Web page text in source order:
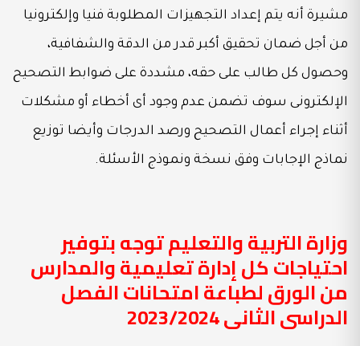
مشيرة أنه يتم إعداد التجهيزات المطلوبة فنيا وإلكترونيا
من أجل ضمان تحقيق أكبر قدر من الدقة والشفافية،
وحصول كل طالب على حقه، مشددة على ضوابط التصحيح
الإلكترونى سوف تضمن عدم وجود أى أخطاء أو مشكلات
أثناء إجراء أعمال التصحيح ورصد الدرجات وأيضا توزيع
نماذج الإجابات وفق نسخة ونموذج الأسئلة.
وزارة التربية والتعليم توجه بتوفير
احتياجات كل إدارة تعليمية والمدارس
من الورق لطباعة امتحانات الفصل
الدراسى الثانى 2023/2024